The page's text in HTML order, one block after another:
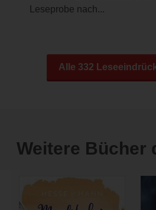
Leseprobe nach...
Alle 332
Weitere Bücher